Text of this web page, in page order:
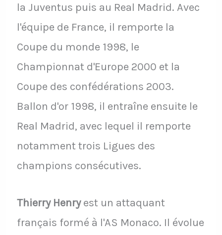
la Juventus puis au Real Madrid. Avec
l'équipe de France, il remporte la
Coupe du monde 1998, le
Championnat d'Europe 2000 et la
Coupe des confédérations 2003.
Ballon d'or 1998, il entraîne ensuite le
Real Madrid, avec lequel il remporte
notamment trois Ligues des
champions consécutives.
Thierry Henryest un attaquant
français formé à l'AS Monaco. Il évolue